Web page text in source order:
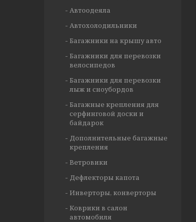
Автоодеяла
Автохолодильники
Багажники на крышу авто
Багажники для перевозки
велосипедов
Багажники для перевозки
лыж и сноубордов
Багажные крепления для
серфинговой доски и
байдарок
Дополнительные багажные
крепления
Ветровики
Дефлекторы капота
Инверторы, конверторы
Коврики в салон
автомобиля